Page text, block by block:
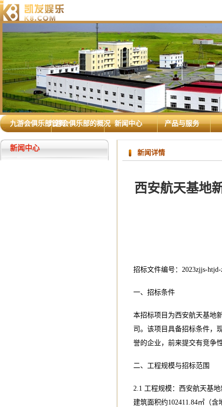
九游会俱乐部首页九游会俱乐部的概况 新闻中心 产品与服务
新闻中心
新闻详情
西安航天基地
招标文件编号：2023zjjs-
一、招标条件
本招标项目为西安航天基地
司。该项目具备招标条件，
誉的企业，前来提交有竞争
二、工程规模与招标范围
2.1 工程规模：西安航天基
建筑面积约102411.84㎡（含